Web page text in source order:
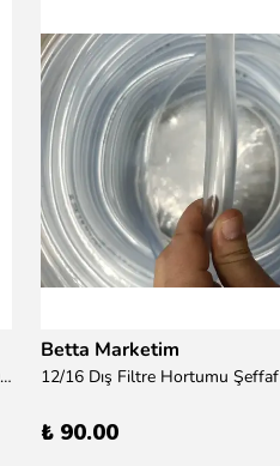
100x50x50h Ultra Clear Akvaryum 10mm 90derece Birleşim /Sadece Otobüs Kargosu ile Gönderim Yapılır !
Betta Marketim
12/16 Dış Filtre Hortumu Şeffaf
₺ 90.00